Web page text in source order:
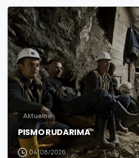
Aktuelno
PISMO RUDARIMA
04/08/2026